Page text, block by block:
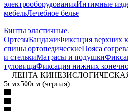
электрооборудованияИнтимные
мебельЛечебное белье
—
Бинты эластичные
ОртезыБандажиФиксация верхних
спины ортопедическиеПояса
и стелькиМатрасы и подушки
туловищаФиксация нижних
—ЛЕНТА КИНЕЗИОЛОГИЧЕСКАЯ
5смх500см (черная)